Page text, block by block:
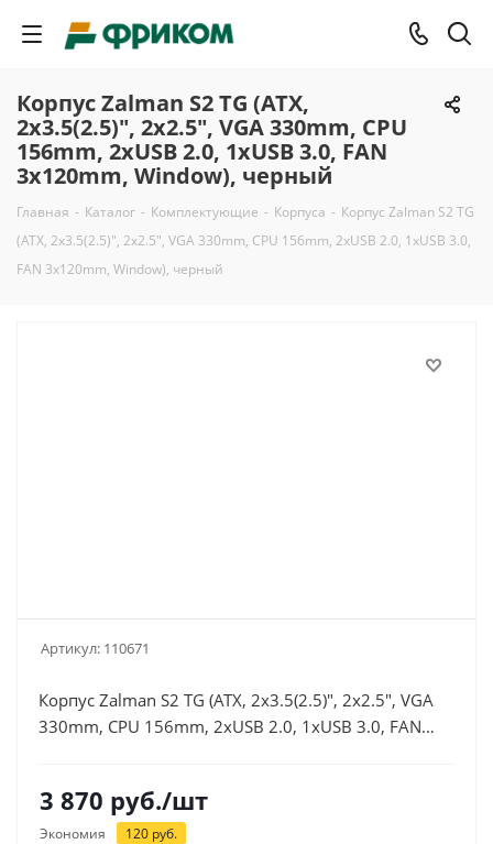
Корпус Zalman S2 TG (ATX,
2x3.5(2.5)", 2x2.5", VGA 330mm, CPU
156mm, 2xUSB 2.0, 1xUSB 3.0, FAN
3x120mm, Window), черный
Главная - Каталог - Комплектующие - Корпуса - Корпус Zalman S2 TG
(ATX, 2x3.5(2.5)", 2x2.5", VGA 330mm, CPU 156mm, 2xUSB 2.0, 1xUSB 3.0,
FAN 3x120mm, Window), черный
Артикул: 110671
Корпус Zalman S2 TG (ATX, 2x3.5(2.5)", 2x2.5", VGA
330mm, CPU 156mm, 2xUSB 2.0, 1xUSB 3.0, FAN
3 870 руб./шт
Экономия 120 руб.